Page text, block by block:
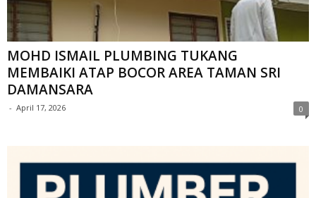
MOHD ISMAIL PLUMBING TUKANG
MEMBAIKI ATAP BOCOR AREA TAMAN SRI
DAMANSARA
- April 17, 2026 0